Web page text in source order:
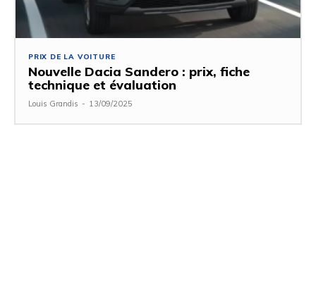
PRIX ​​DE LA VOITURE
Nouvelle Dacia Sandero : prix, fiche
technique et évaluation
Louis Grandis - 13/09/2025